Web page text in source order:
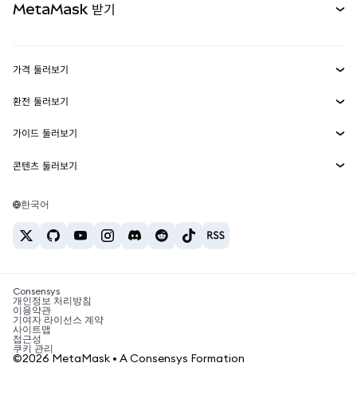
실물자산
MetaMask Connect
Snaps
웹3 서비스
MetaMask 받기
보안
고객 지원
채용
가격 둘러보기
이더리움 가격
솔라나 가격
테더 가격
환전 둘러보기
ETH를 USD로 환전
USDT를 INR로 환전
BTC를 INR로 환전
ETH를 USDT로 환전
가이드 둘러보기
ETH 매수
USDT 매수
SHIB 매수
BNB 매수
콘텐츠 둘러보기
솔라나 지갑
암호화폐 세금 뉴스
암호화폐 매수 방법
비트코인 매도 방법
한국어
Consensys
개인정보 처리방침
이용약관
기여자 라이선스 계약
사이트맵
접근성
쿠키 관리
©2026 MetaMask • A Consensys Formation